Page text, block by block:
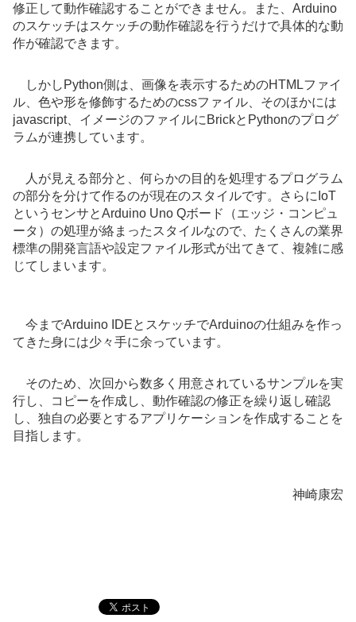
修正して動作確認することができません。また、Arduino
のスケッチはスケッチの動作確認を行うだけで具体的な動
作が確認できます。
しかしPython側は、画像を表示するためのHTMLファイ
ル、色や形を修飾するためのcssファイル、そのほかには
javascript、イメージのファイルにBrickとPythonのプログ
ラムが連携しています。
人が見える部分と、何らかの目的を処理するプログラム
の部分を分けて作るのが現在のスタイルです。さらにIoT
というセンサとArduino Uno Qボード（エッジ・コンピュ
ータ）の処理が絡まったスタイルなので、たくさんの業界
標準の開発言語や設定ファイル形式が出てきて、複雑に感
じてしまいます。
今までArduino IDEとスケッチでArduinoの仕組みを作っ
てきた身には少々手に余っています。
そのため、次回から数多く用意されているサンプルを実
行し、コピーを作成し、動作確認の修正を繰り返し確認
し、独自の必要とするアプリケーションを作成することを
目指します。
神崎康宏